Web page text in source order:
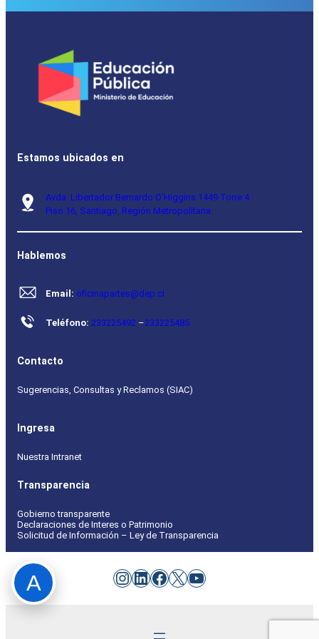
Estamos ubicados en
Avda. Libertador Bernardo O’Higgins 1449 Torre 4
Piso 16, Santiago, Región Metropolitana.
Hablemos
Email: oficinapartes@dep.cl
Teléfono: 233225492 –233225485
Contacto
Sugerencias, Consultas y Reclamos (SIAC)
Ingresa
Nuestra Intranet
Transparencia
Gobierno transparente
Declaraciones de Interes o Patrimonio
Solicitud de Información – Ley de Transparencia
Instagram
LinkedIn
Facebook
X YouTube
A